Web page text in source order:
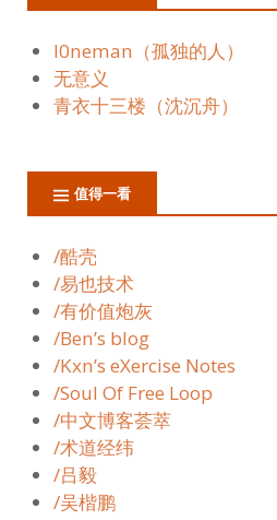
l0neman（孤独的人）
无意义
青衣十三楼（沈沉舟）
值得一看
/酷壳
/易也技术
/有价值炮灰
/Ben’s blog
/Kxn’s eXercise Notes
/Soul Of Free Loop
/中文博客荟萃
/术道经纬
/吕毅
/吴楷鹏